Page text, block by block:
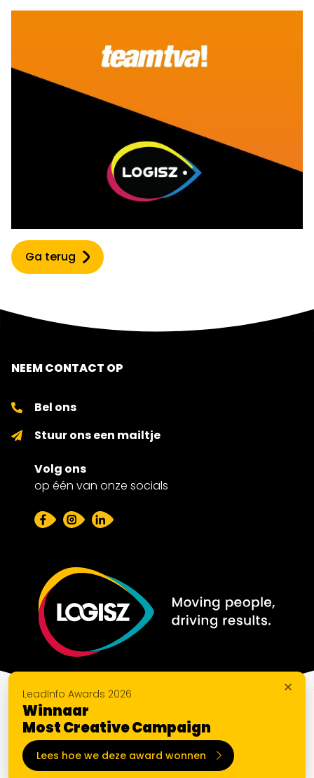
×
LeadInfo Awards 2026
Winnaar
Most Creative Campaign
Lees hoe we deze award wonnen
Ga terug
NEEM CONTACT OP
Bel ons
Stuur ons een mailtje
Volg ons
op één van onze socials